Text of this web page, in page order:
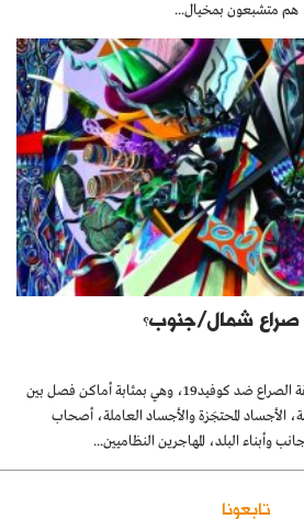
هم متشبعون بمخيال...
هناك حدود-هوامش داخل منطقة الصراع ضد كوفيد19، وهي بمثابة أماكن فصل بين
الأجساد المحتجَزة والأجساد العاملة، أصحاب
وأبناء البلد، المهاجرين النظاميين...
تابعونا